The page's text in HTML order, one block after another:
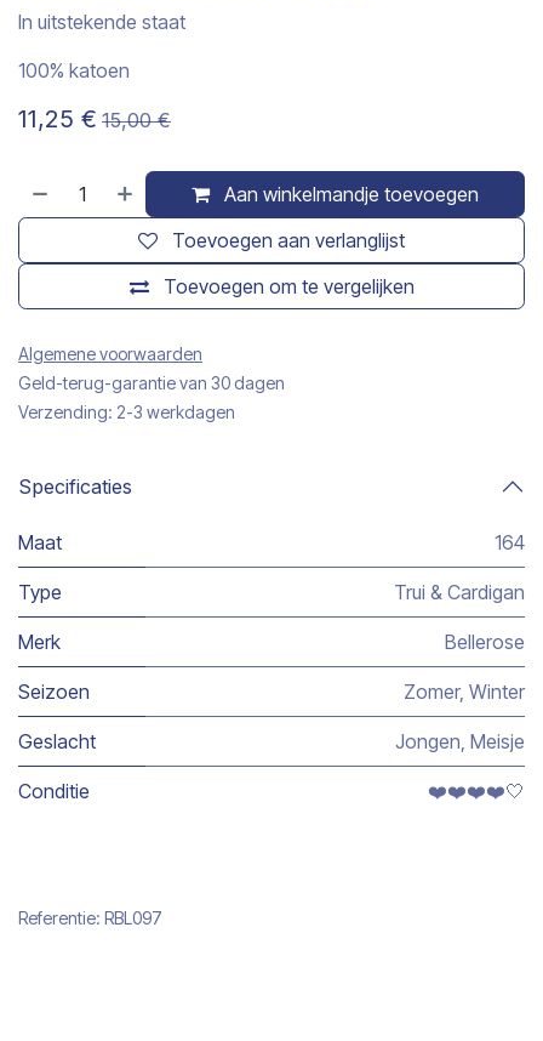
In uitstekende staat
100% katoen
11,25 € 15,00€
Aan winkelmandje toevoegen
Toevoegen om te vergelijken
Toevoegen aan verlanglijst
Algemene voorwaarden
Geld-terug-garantie van 30 dagen
Verzending: 2-3 werkdagen
Specificaties
Maat 164
Type Trui & Cardigan
Merk Bellerose
Seizoen Zomer, Winter
Geslacht Jongen, Meisje
Conditie ❤️❤️❤️❤️🤍
Referentie: RBL097